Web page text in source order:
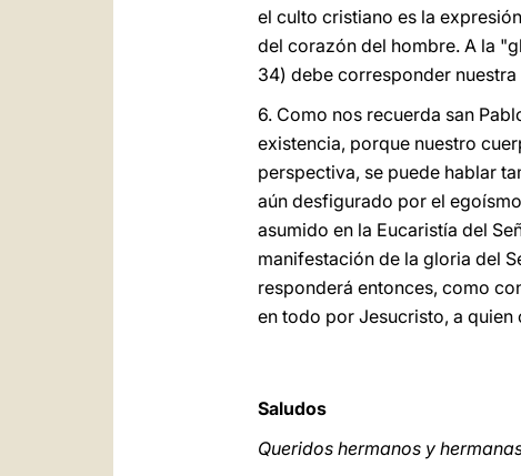
el culto cristiano es la
del corazón del hombre. A la
34) debe corresponder
6. Como nos recuerda san
existencia, porque nuestro
perspectiva, se puede hablar
aún desfigurado por el
asumido en la Eucaristía del
manifestación de la gloria del
responderá entonces, como
en todo por Jesucristo, a
Saludos
Queridos hermanos y